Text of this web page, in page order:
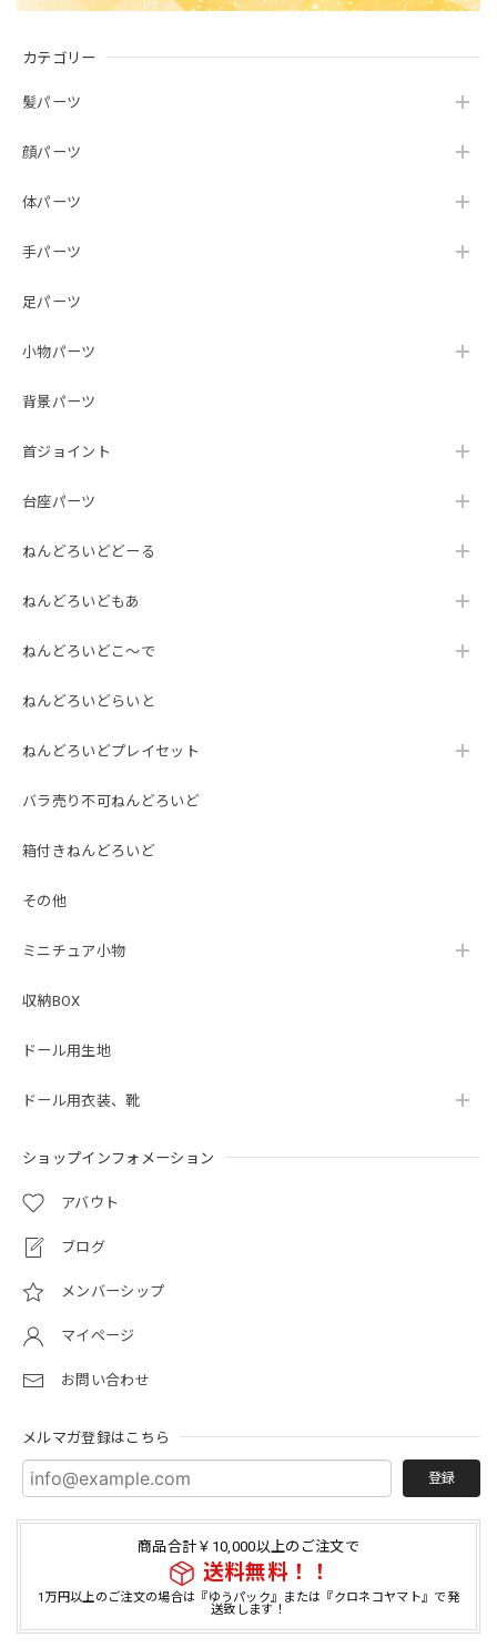
カテゴリー
髪パーツ
顔パーツ
体パーツ
手パーツ
足パーツ
小物パーツ
背景パーツ
首ジョイント
台座パーツ
ねんどろいどどーる
ねんどろいどもあ
ねんどろいどこ～で
ねんどろいどらいと
ねんどろいどプレイセット
バラ売り不可ねんどろいど
箱付きねんどろいど
その他
ミニチュア小物
収納BOX
ドール用生地
ドール用衣装、靴
ショップインフォメーション
アバウト
ブログ
メンバーシップ
マイページ
お問い合わせ
メルマガ登録はこちら
登録
商品合計￥10,000以上のご注文で
送料無料！！
1万円以上のご注文の場合は『ゆうパック』または『クロネコヤマト』で発
送致します！